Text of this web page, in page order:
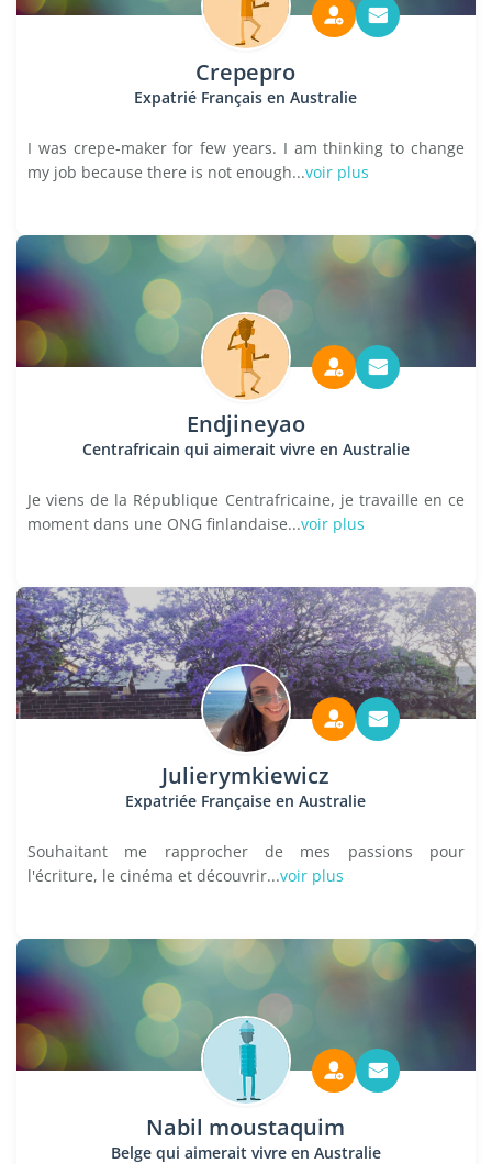
Crepepro
Expatrié Français en Australie
I was crepe-maker for few years. I am thinking to change
my job because there is not enough...voir plus
Endjineyao
Centrafricain qui aimerait vivre en Australie
Je viens de la République Centrafricaine, je travaille en ce
moment dans une ONG finlandaise...voir plus
Julierymkiewicz
Expatriée Française en Australie
Souhaitant me rapprocher de mes passions pour
l'écriture, le cinéma et découvrir...voir plus
Nabil moustaquim
Belge qui aimerait vivre en Australie